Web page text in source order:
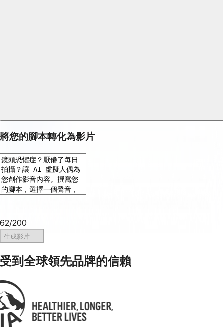
將您的腳本轉化為影片
62/200
生成影片
受到全球領先品牌的信賴